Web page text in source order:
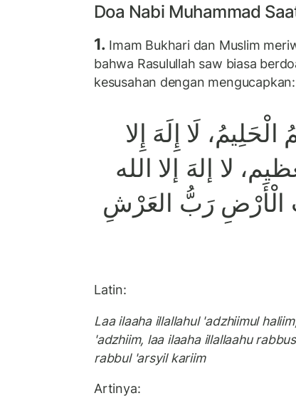
Doa Nabi Muhammad
1. Imam Bukhari dan Muslim
bahwa Rasulullah saw biasa
kesusahan dengan mengucapkan:
الْحَلِيمُ، لَا إِلَهَ إِلا
لا إلهَ إلا الله
رَبُّ العَرْشِ
Latin:
Laa ilaaha illallahul 'adzhiimul
'adzhiim, laa ilaaha illallaahu
rabbul 'arsyil kariim
Artinya: